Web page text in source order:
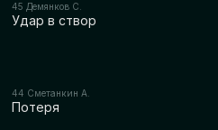
45 Демянков С.
Удар в створ
44 Сметанкин А.
Потеря